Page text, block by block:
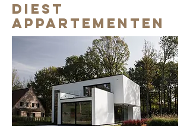
Diest
APPARTEMENTen